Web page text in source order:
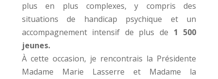
plus en plus complexes, y compris des
situations de handicap psychique et un
accompagnement intensif de plus de 1 500
jeunes.
À cette occasion, je rencontrais la Présidente
Madame Marie Lasserre et Madame la